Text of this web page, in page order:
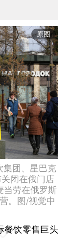
原图
集团、星巴克
闭在俄门店
当劳在俄罗斯
。图/视觉中
餐饮零售巨头